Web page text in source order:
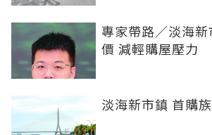
專家帶路／淡海
價 減輕購屋壓力
淡海新市鎮 首購